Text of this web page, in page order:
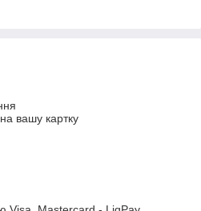
вашу картку